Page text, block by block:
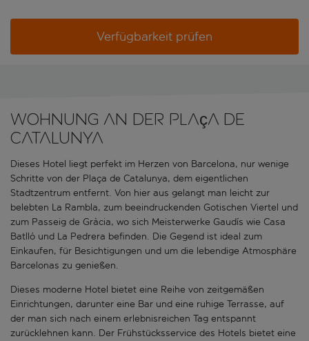
Verfügbarkeit prüfen
Wohnung an der Plaça de
Catalunya
Dieses Hotel liegt perfekt im Herzen von Barcelona, nur wenige
Schritte von der Plaça de Catalunya, dem eigentlichen
Stadtzentrum entfernt. Von hier aus gelangt man leicht zur
belebten La Rambla, zum beeindruckenden Gotischen Viertel und
zum Passeig de Gràcia, wo sich Meisterwerke Gaudís wie Casa
Batlló und La Pedrera befinden. Die Gegend ist ideal zum
Einkaufen, für Besichtigungen und um die lebendige Atmosphäre
Barcelonas zu genießen.
Dieses moderne Hotel bietet eine Reihe von zeitgemäßen
Einrichtungen, darunter eine Bar und eine ruhige Terrasse, auf
der man sich nach einem erlebnisreichen Tag entspannt
zurücklehnen kann. Der Frühstücksservice des Hotels bietet eine